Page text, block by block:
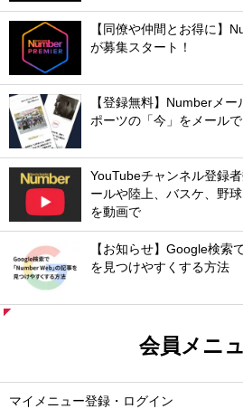
【同僚や仲間とお得に】
が募集スタート！
【登録無料】Numberメ
ポーツの「今」をメールで
YouTubeチャンネル登録
ールや陸上、バスケ、野
を動画で
【お知らせ】Google検索
を見つけやすくする方法
会員メニ
マイメニュー登録・ログイン